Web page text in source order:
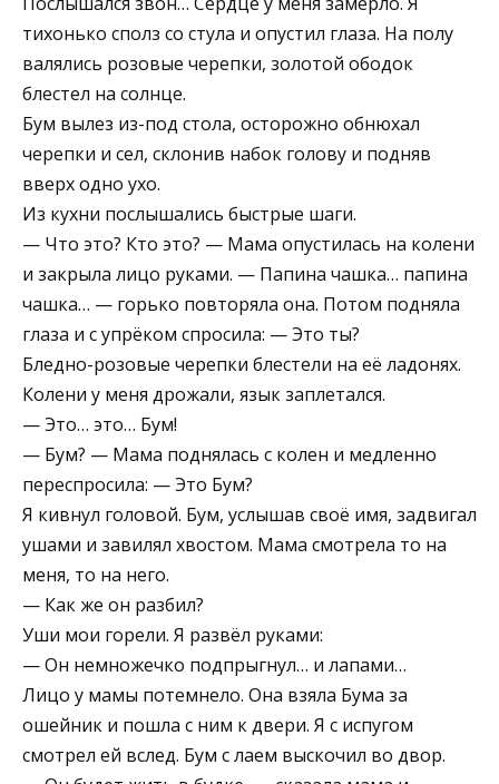
тихонько сполз со стула и опустил глаза. На полу
валялись розовые черепки, золотой ободок
блестел на солнце.
Бум вылез из-под стола, осторожно обнюхал
черепки и сел, склонив набок голову и подняв
вверх одно ухо.
Из кухни послышались быстрые шаги.
— Что это? Кто это? — Мама опустилась на колени
и закрыла лицо руками. — Папина чашка… папина
чашка… — горько повторяла она. Потом подняла
глаза и с упрёком спросила: — Это ты?
Бледно-розовые черепки блестели на её ладонях.
Колени у меня дрожали, язык заплетался.
— Это… это… Бум!
— Бум? — Мама поднялась с колен и медленно
переспросила: — Это Бум?
Я кивнул головой. Бум, услышав своё имя, задвигал
ушами и завилял хвостом. Мама смотрела то на
меня, то на него.
— Как же он разбил?
Уши мои горели. Я развёл руками:
— Он немножечко подпрыгнул… и лапами…
Лицо у мамы потемнело. Она взяла Бума за
ошейник и пошла с ним к двери. Я с испугом
смотрел ей вслед. Бум с лаем выскочил во двор.